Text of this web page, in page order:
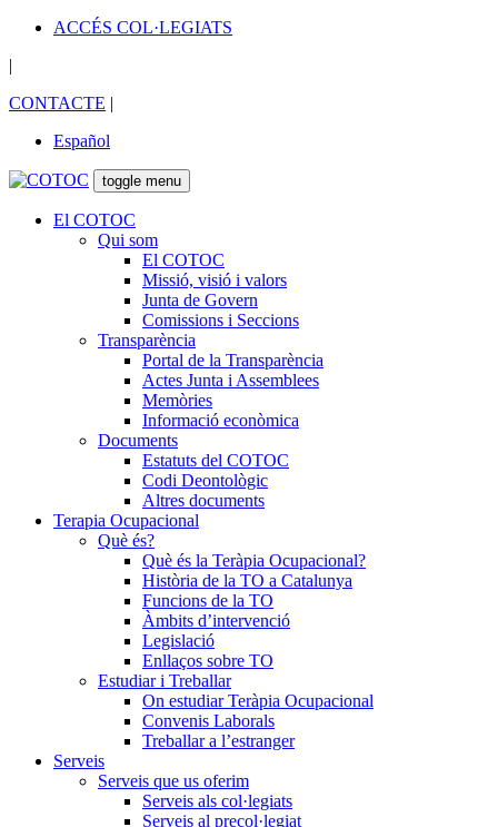
ACCÉS COL·LEGIATS
|
CONTACTE |
Español
toggle menu
El COTOC
Qui som
El COTOC
Missió, visió i valors
Junta de Govern
Comissions i Seccions
Transparència
Portal de la Transparència
Actes Junta i Assemblees
Memòries
Informació econòmica
Documents
Estatuts del COTOC
Codi Deontològic
Altres documents
Terapia Ocupacional
Què és?
Què és la Teràpia Ocupacional?
Història de la TO a Catalunya
Funcions de la TO
Àmbits d’intervenció
Legislació
Enllaços sobre TO
Estudiar i Treballar
On estudiar Teràpia Ocupacional
Convenis Laborals
Treballar a l’estranger
Serveis
Serveis que us oferim
Serveis als col·legiats
Serveis al precol·legiat